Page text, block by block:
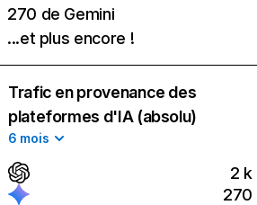
270 de Gemini
...et plus encore !
Trafic en provenance des
plateformes d'IA (absolu)
6 mois
2 k
270